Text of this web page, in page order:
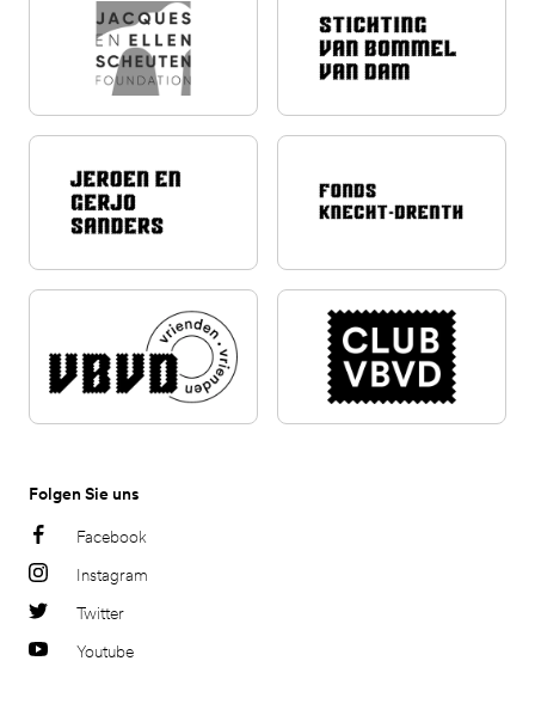
Folgen Sie uns
Facebook
Instagram
Twitter
Youtube